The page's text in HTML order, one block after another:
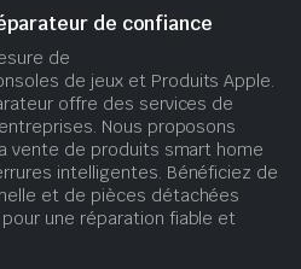
de confiance
de
de jeux et Produits Apple.
offre des services de
Nous proposons
vente de produits smart home
intelligentes. Bénéficiez de
et de pièces détachées
une réparation fiable et